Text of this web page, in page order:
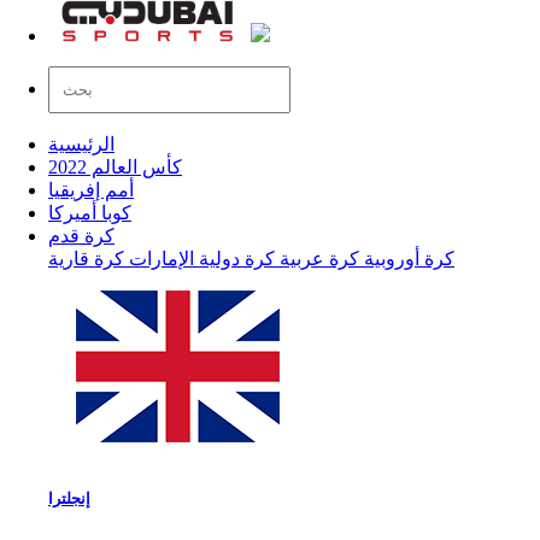
الرئيسية
كأس العالم 2022
أمم إفريقيا
كوبا أميركا
كرة قدم
كرة أوروبية كرة عربية كرة دولية الإمارات كرة قارية
إنجلترا